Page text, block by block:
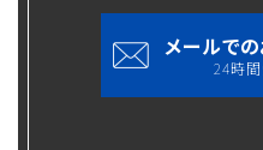
メールで
24時